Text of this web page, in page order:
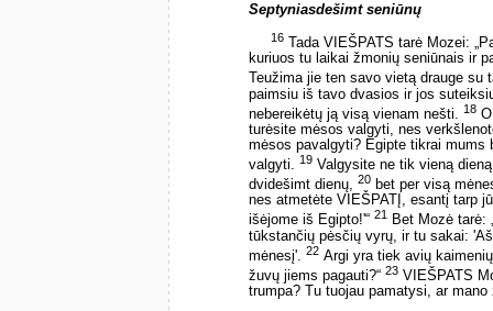
Septyniasdešimt seniūnų
16 Tada VIEŠPATS tarė Mozei:
kuriuos tu laikai žmonių seniūnais ir
Teužima jie ten savo vietą drauge su
paimsiu iš tavo dvasios ir jos
nebereikėtų ją visą vienam nešti. 18
turėsite mėsos valgyti, nes
mėsos pavalgyti? Egipte tikrai mums
valgyti. 19 Valgysite ne tik vieną
dvidešimt dienų, 20 bet per visą
nes atmetėte VIEŠPATĮ, esantį tarp
išėjome iš Egipto!'“ 21
Bet Mozė tarė:
tūkstančių pėsčių vyrų, ir tu sakai:
mėnesį'. 22 Argi yra tiek avių
žuvų jiems pagauti?“ 23 VIEŠPATS
trumpa? Tu tuojau pamatysi, ar